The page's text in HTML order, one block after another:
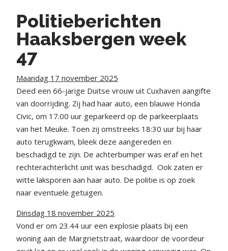
Politieberichten
Haaksbergen week
47
Maandag 17 november 2025
Deed een 66-jarige Duitse vrouw uit Cuxhaven aangifte
van doorrijding. Zij had haar auto, een blauwe Honda
Civic, om 17.00 uur geparkeerd op de parkeerplaats
van het Meuke. Toen zij omstreeks 18:30 uur bij haar
auto terugkwam, bleek deze aangereden en
beschadigd te zijn. De achterbumper was eraf en het
rechterachterlicht unit was beschadigd. Ook zaten er
witte laksporen aan haar auto. De politie is op zoek
naar eventuele getuigen.
Dinsdag 18 november 2025
Vond er om 23.44 uur een explosie plaats bij een
woning aan de Margrietstraat, waardoor de voordeur